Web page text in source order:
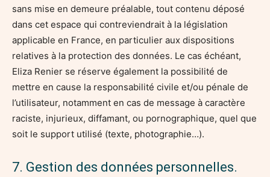
sans mise en demeure préalable, tout contenu déposé
dans cet espace qui contreviendrait à la législation
applicable en France, en particulier aux dispositions
relatives à la protection des données. Le cas échéant,
Eliza Renier se réserve également la possibilité de
mettre en cause la responsabilité civile et/ou pénale de
l’utilisateur, notamment en cas de message à caractère
raciste, injurieux, diffamant, ou pornographique, quel que
soit le support utilisé (texte, photographie…).
7. Gestion des données personnelles.